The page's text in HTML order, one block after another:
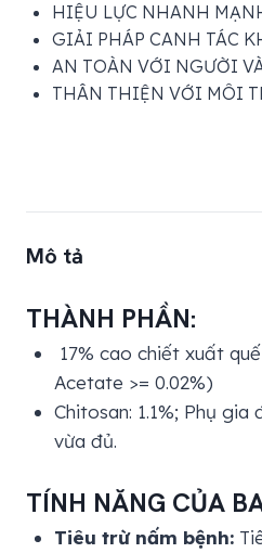
HIỆU LỰC NHANH
GIẢI PHÁP CANH TÁC
AN TOÀN VỚI NGƯỜI
THÂN THIỆN VỚI MÔI
Mô tả
THÀNH PHẦN:
17% cao chiết xuất
Acetate >= 0.02%)
Chitosan: 1.1%; Phụ
vừa đủ.
TÍNH NĂNG CỦA
Tiêu trừ nấm bệnh: